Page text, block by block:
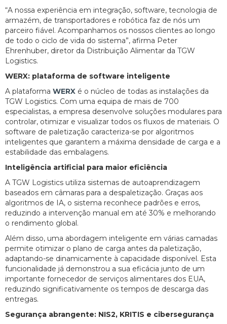
“A nossa experiência em integração, software, tecnologia de
armazém, de transportadores e robótica faz de nós um
parceiro fiável. Acompanhamos os nossos clientes ao longo
de todo o ciclo de vida do sistema”, afirma Peter
Ehrenhuber, diretor da Distribuição Alimentar da TGW
Logistics.
WERX: plataforma de software inteligente
A plataforma WERX é o núcleo de todas as instalações da
TGW Logistics. Com uma equipa de mais de 700
especialistas, a empresa desenvolve soluções modulares para
controlar, otimizar e visualizar todos os fluxos de materiais. O
software de paletização caracteriza-se por algoritmos
inteligentes que garantem a máxima densidade de carga e a
estabilidade das embalagens.
Inteligência artificial para maior eficiência
A TGW Logistics utiliza sistemas de autoaprendizagem
baseados em câmaras para a despaletização. Graças aos
algoritmos de IA, o sistema reconhece padrões e erros,
reduzindo a intervenção manual em até 30% e melhorando
o rendimento global.
Além disso, uma abordagem inteligente em várias camadas
permite otimizar o plano de carga antes da paletização,
adaptando-se dinamicamente à capacidade disponível. Esta
funcionalidade já demonstrou a sua eficácia junto de um
importante fornecedor de serviços alimentares dos EUA,
reduzindo significativamente os tempos de descarga das
entregas.
Segurança abrangente: NIS2, KRITIS e cibersegurança